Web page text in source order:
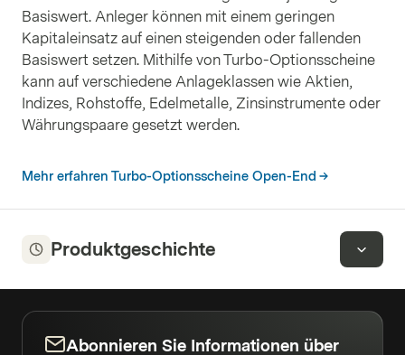
Basiswert. Anleger können mit einem geringen
Kapitaleinsatz auf einen steigenden oder fallenden
Basiswert setzen. Mithilfe von Turbo-Optionsscheine
kann auf verschiedene Anlageklassen wie Aktien,
Indizes, Rohstoffe, Edelmetalle, Zinsinstrumente oder
Währungspaare gesetzt werden.
Mehr erfahren Turbo-Optionsscheine Open-End
Produktgeschichte
Abonnieren Sie Informationen über